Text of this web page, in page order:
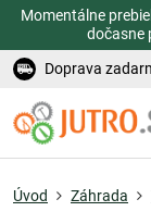
Momentálne
dočasne
Doprava
Úvod Záhrada